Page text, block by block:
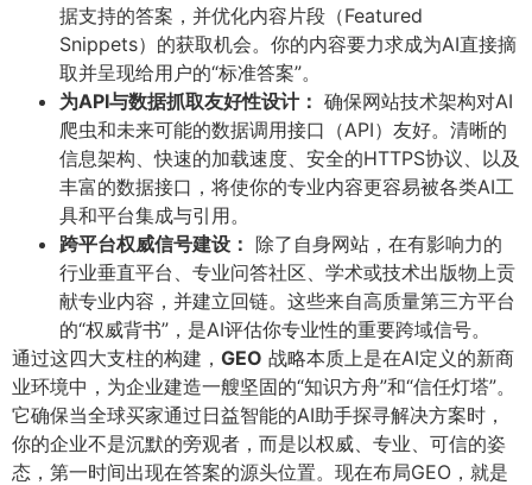
据支持的答案，并优化内容片段（Featured
Snippets）的获取机会。你的内容要力求成为AI直接摘
取并呈现给用户的“标准答案”。
为API与数据抓取友好性设计：​ 确保网站技术架构对AI
爬虫和未来可能的数据调用接口（API）友好。清晰的
信息架构、快速的加载速度、安全的HTTPS协议、以及
丰富的数据接口，将使你的专业内容更容易被各类AI工
具和平台集成与引用。
跨平台权威信号建设：​ 除了自身网站，在有影响力的
行业垂直平台、专业问答社区、学术或技术出版物上贡
献专业内容，并建立回链。这些来自高质量第三方平台
的“权威背书”，是AI评估你专业性的重要跨域信号。
通过这四大支柱的构建，​ GEO 战略本质上是在AI定义的新商
业环境中，为企业建造一艘坚固的“知识方舟”和“信任灯塔”。
它确保当全球买家通过日益智能的AI助手探寻解决方案时，
你的企业不是沉默的旁观者，而是以权威、专业、可信的姿
态，第一时间出现在答案的源头位置。现在布局GEO，就是